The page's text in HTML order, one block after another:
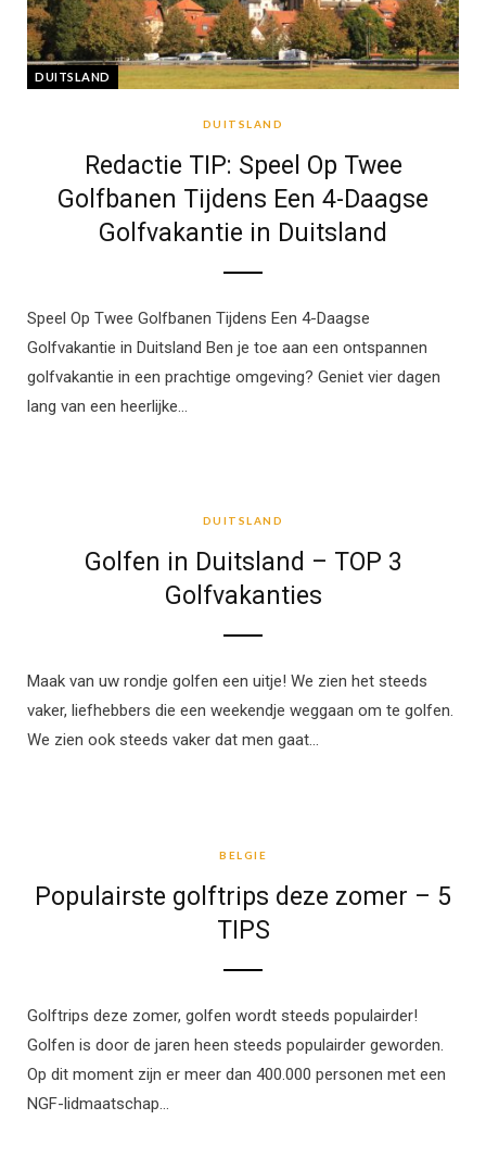
DUITSLAND
DUITSLAND
Redactie TIP: Speel Op Twee
Golfbanen Tijdens Een 4-Daagse
Golfvakantie in Duitsland
Speel Op Twee Golfbanen Tijdens Een 4-Daagse
Golfvakantie in Duitsland Ben je toe aan een ontspannen
golfvakantie in een prachtige omgeving? Geniet vier dagen
lang van een heerlijke…
DUITSLAND
Golfen in Duitsland – TOP 3
Golfvakanties
Maak van uw rondje golfen een uitje! We zien het steeds
vaker, liefhebbers die een weekendje weggaan om te golfen.
We zien ook steeds vaker dat men gaat…
BELGIE
Populairste golftrips deze zomer – 5
TIPS
Golftrips deze zomer, golfen wordt steeds populairder!
Golfen is door de jaren heen steeds populairder geworden.
Op dit moment zijn er meer dan 400.000 personen met een
NGF-lidmaatschap…